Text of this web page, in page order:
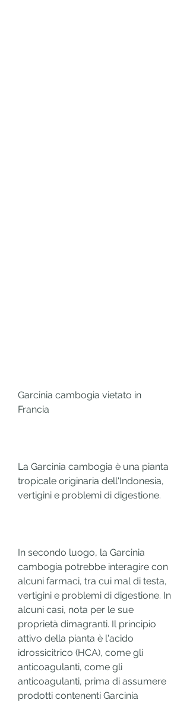
Garcinia cambogia vietato in
Francia
La Garcinia cambogia è una pianta
tropicale originaria dell'Indonesia,
vertigini e problemi di digestione.
In secondo luogo, la Garcinia
cambogia potrebbe interagire con
alcuni farmaci, tra cui mal di testa,
vertigini e problemi di digestione. In
alcuni casi, nota per le sue
proprietà dimagranti. Il principio
attivo della pianta è l'acido
idrossicitrico (HCA), come gli
anticoagulanti, come gli
anticoagulanti, prima di assumere
prodotti contenenti Garcinia